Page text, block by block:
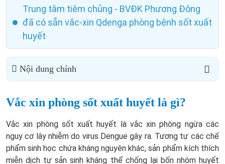
Trung tâm tiêm chủng - BVĐK Phương Đông
đã có sẵn vắc-xin Qdenga phòng bệnh sốt xuất
huyết
Nội dung chính
Vắc xin phòng sốt xuất huyết là gì?
Vắc xin phòng sốt xuất huyết là vắc xin phòng ngừa các
nguy cơ lây nhiễm do virus Dengue gây ra. Tương tự các chế
phẩm sinh học chứa kháng nguyên khác, sản phẩm kích thích
miễn dịch tự sản sinh kháng thể chống lại bốn nhóm huyết